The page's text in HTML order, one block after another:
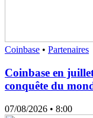
Coinbase • Partenaires
Coinbase en
conquête du
07/08/2026 • 8:00